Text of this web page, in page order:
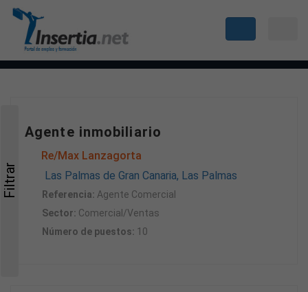
Agente inmobiliario
Re/Max Lanzagorta
Las Palmas de Gran Canaria, Las Palmas
Referencia: Agente Comercial
Sector: Comercial/Ventas
Número de puestos: 10
Filtrar